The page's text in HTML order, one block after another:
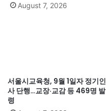
August 7, 2026
서울시교육청, 9월 1일자 정기인
사 단행…교장·교감 등 469명 발
령